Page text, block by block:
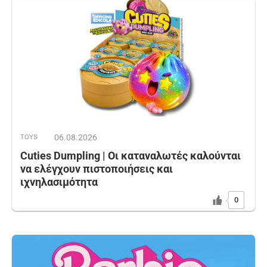
TOYS 06.08.2026
Cuties Dumpling | Οι καταναλωτές καλούνται
να ελέγχουν πιστοποιήσεις και
ιχνηλασιμότητα
0